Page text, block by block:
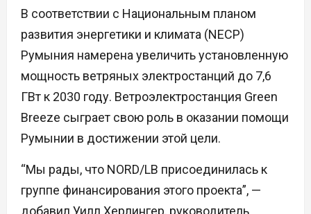
В соответствии с Национальным планом
развития энергетики и климата (NECP)
Румыния намерена увеличить установленную
мощность ветряных электростанций до 7,6
ГВт к 2030 году. Ветроэлектростанция Green
Breeze сыграет свою роль в оказании помощи
Румынии в достижении этой цели.
“Мы рады, что NORD/LB присоединилась к
группе финансирования этого проекта”, —
добавил Уилл Херлингер, руководитель